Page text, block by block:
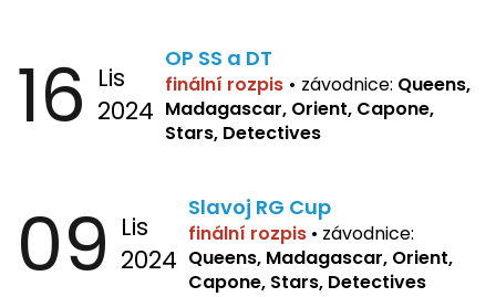
16 Lis
2024
OP SS a DT
finální rozpis • závodnice: Queens,
Madagascar, Orient, Capone,
Stars, Detectives
09 Lis
2024
Slavoj RG Cup
finální rozpis • závodnice:
Queens, Madagascar, Orient,
Capone, Stars, Detectives